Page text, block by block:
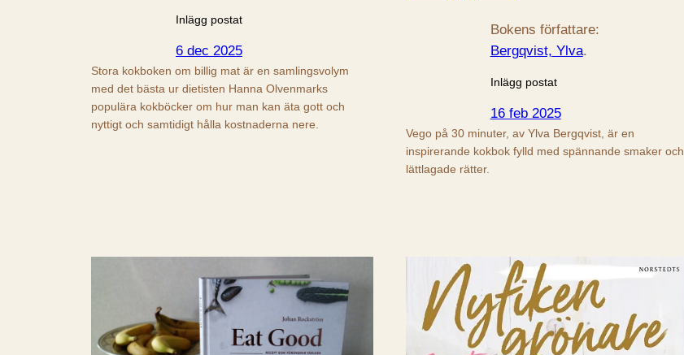
Inlägg postat
6 dec 2025
Stora kokboken om billig mat är en samlingsvolym
med det bästa ur dietisten Hanna Olvenmarks
populära kokböcker om hur man kan äta gott och
nyttigt och samtidigt hålla kostnaderna nere.
Bokens författare:
Bergqvist, Ylva.
Inlägg postat
16 feb 2025
Vego på 30 minuter, av Ylva Bergqvist, är en
inspirerande kokbok fylld med spännande smaker och
lättlagade rätter.